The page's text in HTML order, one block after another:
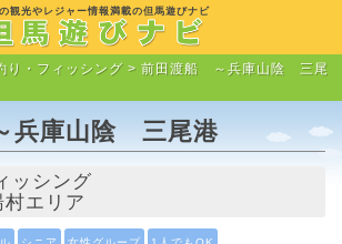
観光やレジャー情報満載の但馬遊びナビ
り・フィッシング > 前田渡船 ～兵庫山陰 三尾
兵庫山陰 三尾港
ッシング
エリア